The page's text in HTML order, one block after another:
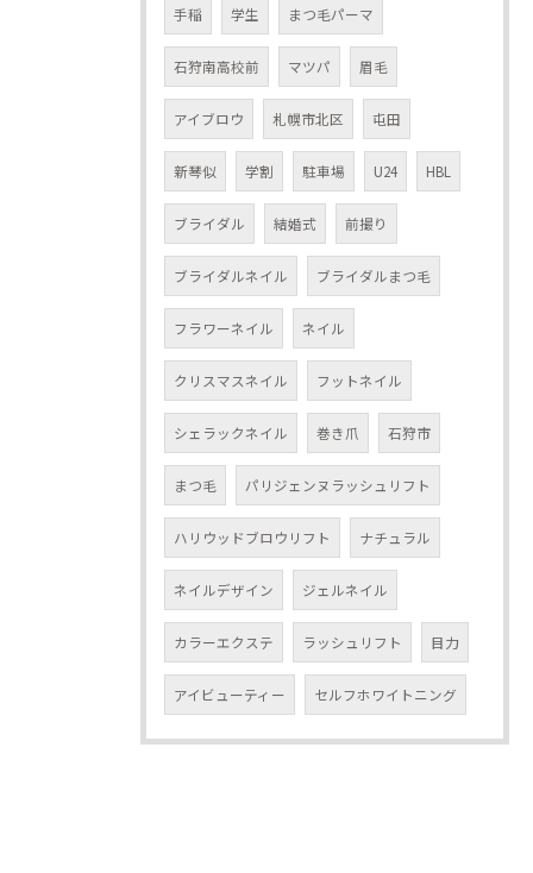
手稲 学生 まつ毛パーマ
石狩南高校前 マツパ 眉毛
アイブロウ 札幌市北区 屯田
新琴似 学割 駐車場 U24 HBL
ブライダル 結婚式 前撮り
ブライダルネイル ブライダルまつ毛
フラワーネイル ネイル
クリスマスネイル フットネイル
シェラックネイル 巻き爪 石狩市
まつ毛 パリジェンヌラッシュリフト
ハリウッドブロウリフト ナチュラル
ネイルデザイン ジェルネイル
カラーエクステ ラッシュリフト 目力
アイビューティー セルフホワイトニング